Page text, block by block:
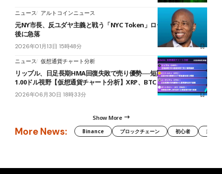
ニュース アルトコインニュース
元NY市長、反ユダヤ主義と戦う「NYC Token」ローンチ──上場直
後に急落
2026年01月13日 15時48分
ニュース 仮想通貨チャート分析
リップル、日足長期HMA回復失敗で売り優勢──短期HMA割れなら
1.00ドル視野【仮想通貨チャート分析】XRP、BTC、ETH、ONG
2026年06月30日 18時33分
Show More
More News: Binance ブロックチェーン 初心者 米国